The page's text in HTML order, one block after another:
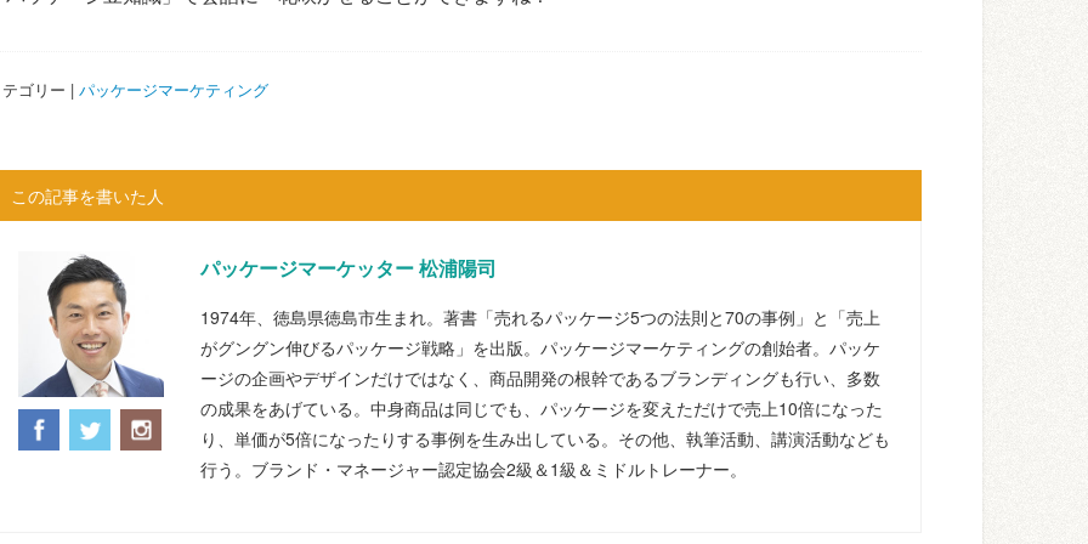
ゴリー | パッケージマーケティング
この記事を書いた人
パッケージマーケッター 松浦陽司
1974年、徳島県徳島市生まれ。著書「売れるパッケージ5つの法則と70の事例」と「売上
がグングン伸びるパッケージ戦略」を出版。パッケージマーケティングの創始者。パッケ
ージの企画やデザインだけではなく、商品開発の根幹であるブランディングも行い、多数
の成果をあげている。中身商品は同じでも、パッケージを変えただけで売上10倍になった
り、単価が5倍になったりする事例を生み出している。その他、執筆活動、講演活動なども
行う。ブランド・マネージャー認定協会2級＆1級＆ミドルトレーナー。